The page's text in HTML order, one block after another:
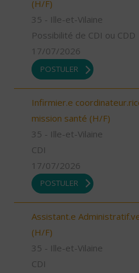
(H/F)
35 - Ille-et-Vilaine
Possibilité de CDI ou CDD
17/07/2026
POSTULER
Infirmier.e
mission santé (H/F)
35 - Ille-et-Vilaine
CDI
17/07/2026
POSTULER
Assistant.e
(H/F)
35 - Ille-et-Vilaine
CDI